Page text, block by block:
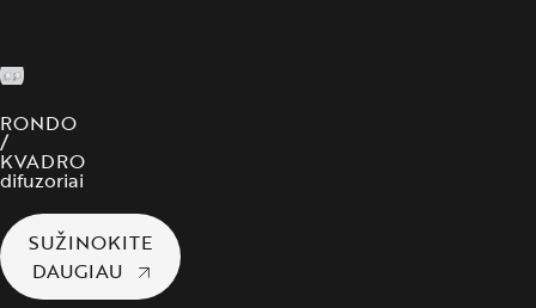
RONDO
/
KVADRO
difuzoriai
SUŽINOKITE
DAUGIAU